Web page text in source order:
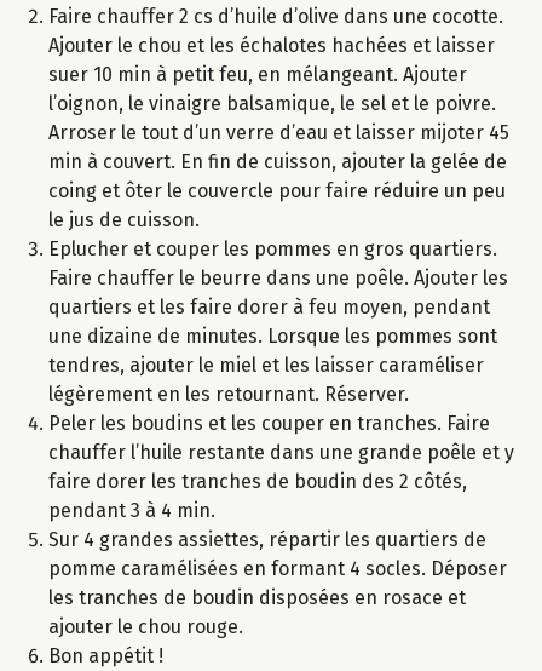
Faire chauffer 2 cs d’huile d’olive dans une cocotte.
Ajouter le chou et les échalotes hachées et laisser
suer 10 min à petit feu, en mélangeant. Ajouter
l’oignon, le vinaigre balsamique, le sel et le poivre.
Arroser le tout d’un verre d’eau et laisser mijoter 45
min à couvert. En fin de cuisson, ajouter la gelée de
coing et ôter le couvercle pour faire réduire un peu
le jus de cuisson.
Eplucher et couper les pommes en gros quartiers.
Faire chauffer le beurre dans une poêle. Ajouter les
quartiers et les faire dorer à feu moyen, pendant
une dizaine de minutes. Lorsque les pommes sont
tendres, ajouter le miel et les laisser caraméliser
légèrement en les retournant. Réserver.
Peler les boudins et les couper en tranches. Faire
chauffer l’huile restante dans une grande poêle et y
faire dorer les tranches de boudin des 2 côtés,
pendant 3 à 4 min.
Sur 4 grandes assiettes, répartir les quartiers de
pomme caramélisées en formant 4 socles. Déposer
les tranches de boudin disposées en rosace et
ajouter le chou rouge.
Bon appétit !